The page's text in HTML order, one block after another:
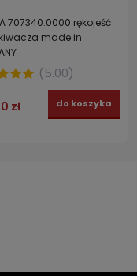
707340.0000 rękojeść
made in
(5.00)
zł do koszyka